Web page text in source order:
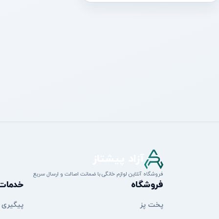
فروشگاه آنلاین لوازم خانگی با ضمانت اصالت و ارسال سریع
فروشگاه
پخت پز